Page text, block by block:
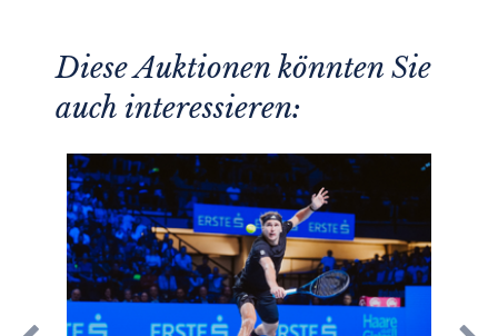
Diese Auktionen könnten Sie
auch interessieren: